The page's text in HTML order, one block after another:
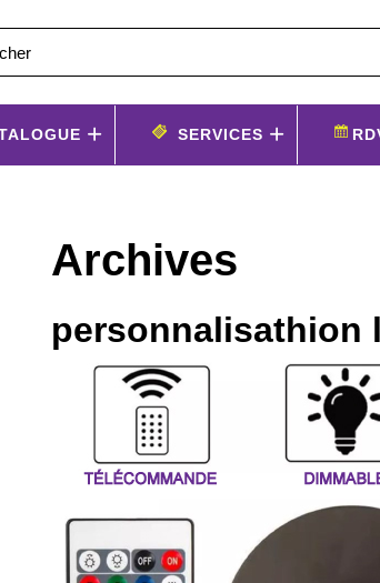
SERVICES
Archives
personnalisathion